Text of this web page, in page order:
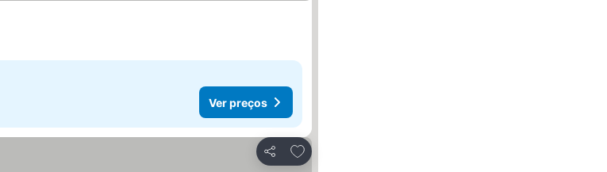
Ver preços
Partilhar
Adicionar aos favoritos